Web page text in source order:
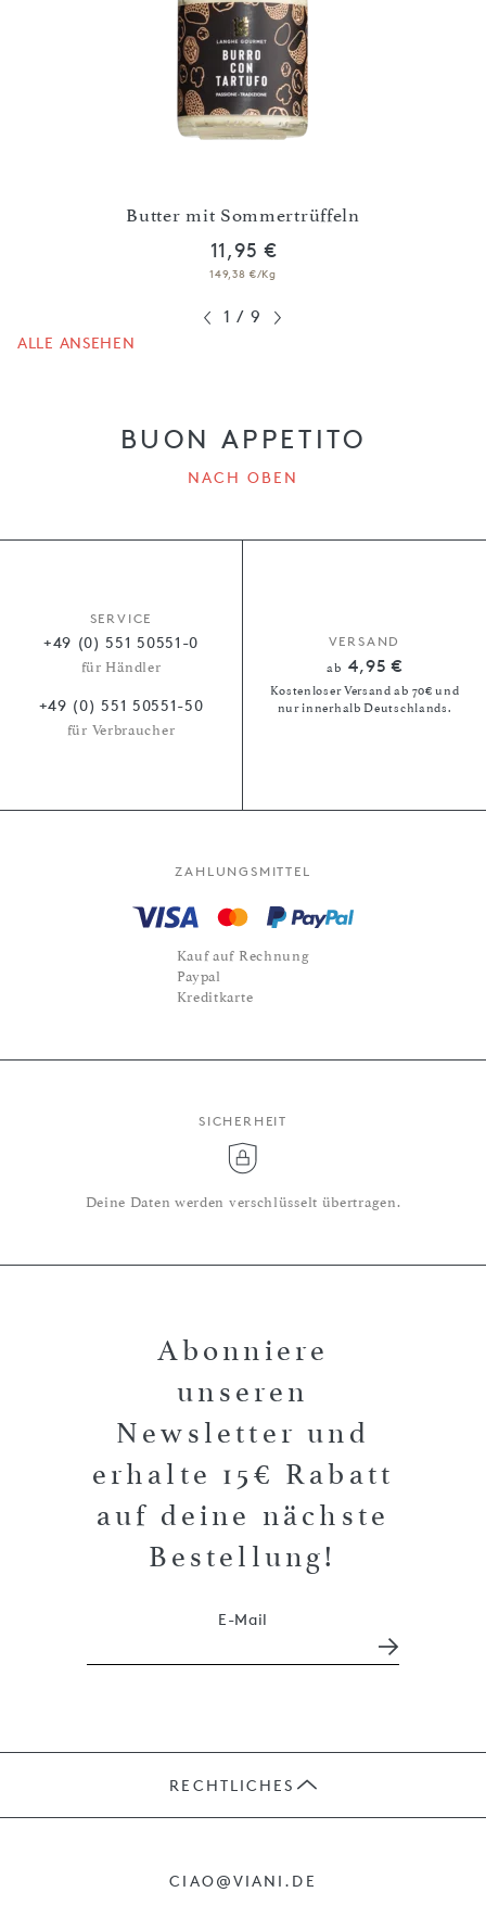
Butter mit Sommertrüffeln
11,95 €
149,38 €/Kg
1 / 9
ALLE ANSEHEN
BUON APPETITO
NACH OBEN
SERVICE
+49 (0) 551 50551-0
für Händler
+49 (0) 551 50551-50
für Verbraucher
VERSAND
ab 4,95 €
Kostenloser Versand ab 70€ und
nur innerhalb Deutschlands.
ZAHLUNGSMITTEL
Kauf auf Rechnung
Paypal
Kreditkarte
SICHERHEIT
Deine Daten werden verschlüsselt übertragen.
Abonniere
unseren
Newsletter und
erhalte 15€ Rabatt
auf deine nächste
Bestellung!
E-Mail
RECHTLICHES
CIAO@VIANI.DE